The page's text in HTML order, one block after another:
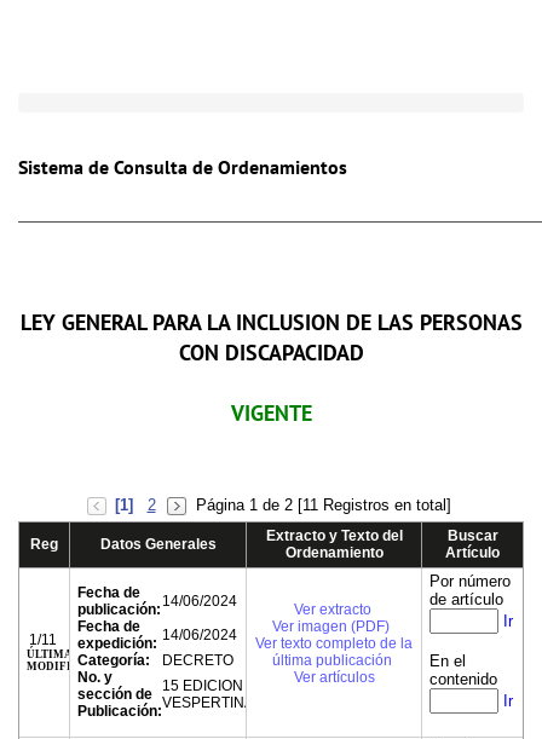
Sistema de Consulta de Ordenamientos
LEY GENERAL PARA LA INCLUSION DE LAS PERSONAS
CON DISCAPACIDAD
VIGENTE
[1] 2 Página 1 de 2 [11 Registros en total]
Reg Datos Generales
Extracto y Texto del
Ordenamiento
Buscar
Artículo
1/11
ÚLTIMA
MODIFICACIÓN
Fecha de
publicación: 14/06/2024
Fecha de
expedición: 14/06/2024
Categoría:
DECRETO
No. y
sección de
Publicación:
15 EDICION
VESPERTINA
Ver extracto
Ver imagen (PDF)
Ver texto completo de la
última publicación
Ver artículos
Por número
de artículo
Ir
En el
contenido
Ir